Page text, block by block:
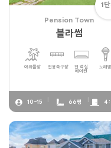
1단
Pension Town
블라썸
야외풀장 전용족구장
전 객실
에어컨
노래방
10~15 66평 4 :